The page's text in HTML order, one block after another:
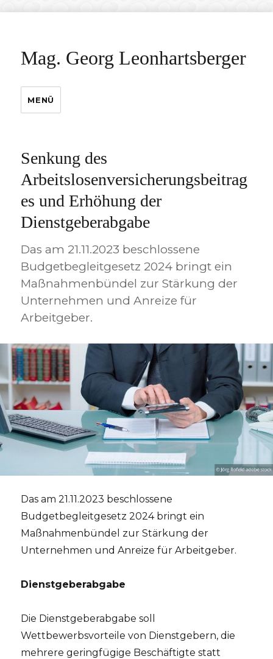
Mag. Georg Leonhartsberger
MENÜ
Senkung des
Arbeitslosenversicherungsbeitrag
es und Erhöhung der
Dienstgeberabgabe
Das am 21.11.2023 beschlossene
Budgetbegleitgesetz 2024 bringt ein
Maßnahmenbündel zur Stärkung der
Unternehmen und Anreize für
Arbeitgeber.
Das am 21.11.2023 beschlossene
Budgetbegleitgesetz 2024 bringt ein
Maßnahmenbündel zur Stärkung der
Unternehmen und Anreize für Arbeitgeber.
Dienstgeberabgabe
Die Dienstgeberabgabe soll
Wettbewerbsvorteile von Dienstgebern, die
mehrere geringfügige Beschäftigte statt